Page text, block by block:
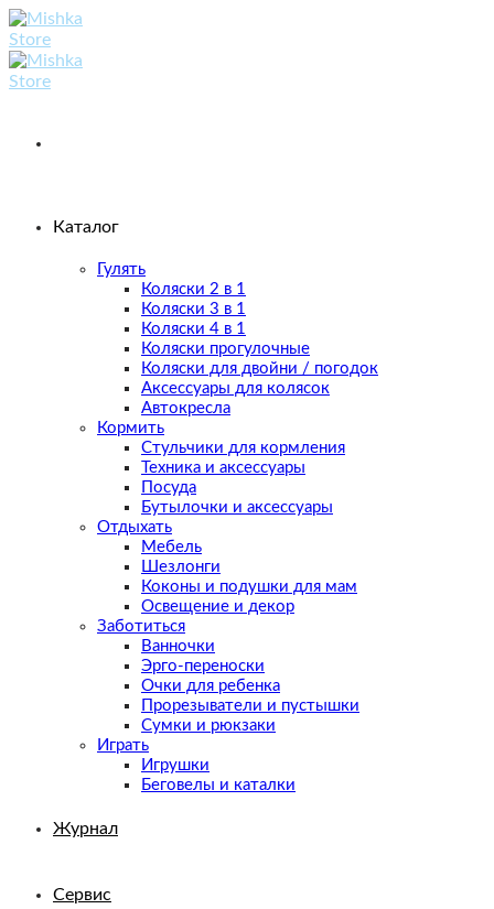
Skip
to
content
Каталог
Гулять
Коляски 2 в 1
Коляски 3 в 1
Коляски 4 в 1
Коляски прогулочные
Коляски для двойни / погодок
Аксессуары для колясок
Автокресла
Кормить
Стульчики для кормления
Техника и аксессуары
Посуда
Бутылочки и аксессуары
Отдыхать
Мебель
Шезлонги
Коконы и подушки для мам
Освещение и декор
Заботиться
Ванночки
Эрго-переноски
Очки для ребенка
Прорезыватели и пустышки
Сумки и рюкзаки
Играть
Игрушки
Беговелы и каталки
Журнал
Сервис